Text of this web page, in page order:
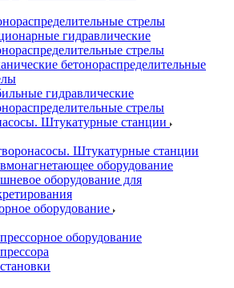
стрелы
гидравлические
стрелы
бетонораспределительные
гидравлические
стрелы
Штукатурные станции
Штукатурные станции
оборудование
оборудование для
оборудование
оборудование